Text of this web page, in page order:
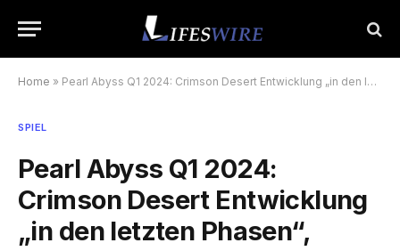
Home » Pearl Abyss Q1 2024: Crimson Desert Entwicklung „in den letzten Phasen“, Demo auf der Gamescom 2024 geplant
SPIEL
Pearl Abyss Q1 2024:
Crimson Desert Entwicklung
„in den letzten Phasen“,